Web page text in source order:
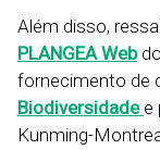
Além disso,
PLANGEA Web
fornecimento de
Biodiversidade e
Kunming-